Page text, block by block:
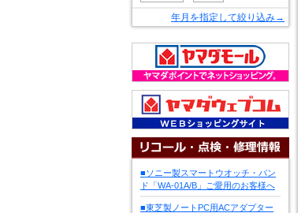
年月を指定して絞り込み→
■ソニー製スマートウオッチ・バン
ド「WA-01A/B」ご愛用のお客様へ
■東芝製ノートPC用ACアダプター